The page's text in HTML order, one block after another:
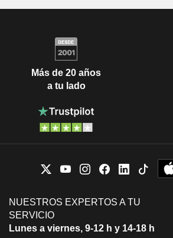
Más de 20 años
a tu lado
NUESTROS EXPERTOS A TU
SERVICIO
Lunes a viernes, 9-12 h y 14-18 h